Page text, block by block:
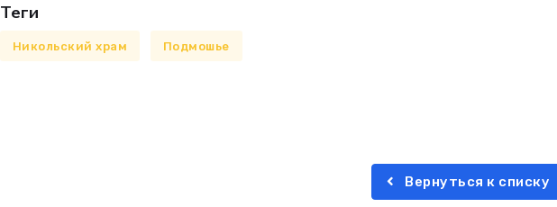
Теги
Никольский храм Подмошье
Вернуться к списку